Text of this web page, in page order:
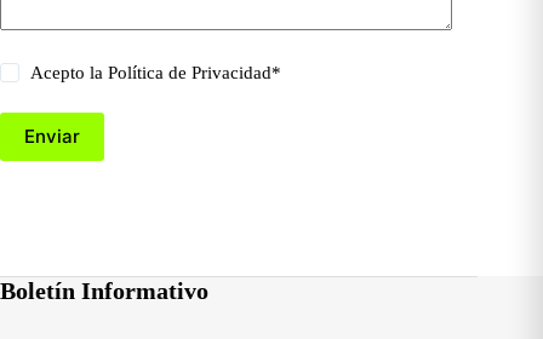
Acepto laPolítica de Privacidad*
Enviar
Boletín Informativo